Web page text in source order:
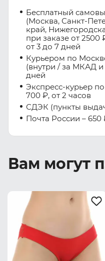
Бесплатный
(Москва, Санкт-
край,
при заказе от
от 3 до 7 дней
Курьером по
(внутри / за МКАД
дней
Экспресс-курьер
700 ₽, от 2 часов
СДЭК (пункты
Почта России – 650
Вам могут